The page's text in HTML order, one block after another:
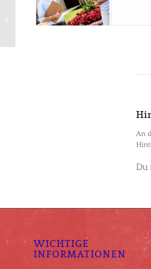
An
Du
WICHTIGE
INFORMATIONEN
A nice post